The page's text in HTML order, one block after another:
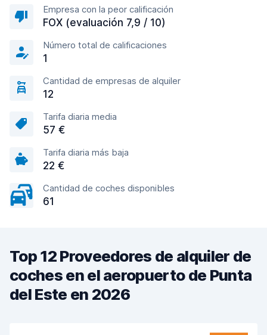
Empresa con la peor calificación
FOX (evaluación 7,9 / 10)
Número total de calificaciones
1
Cantidad de empresas de alquiler
12
Tarifa diaria media
57 €
Tarifa diaria más baja
22 €
Cantidad de coches disponibles
61
Top 12 Proveedores de alquiler de
coches en el aeropuerto de Punta
del Este en 2026